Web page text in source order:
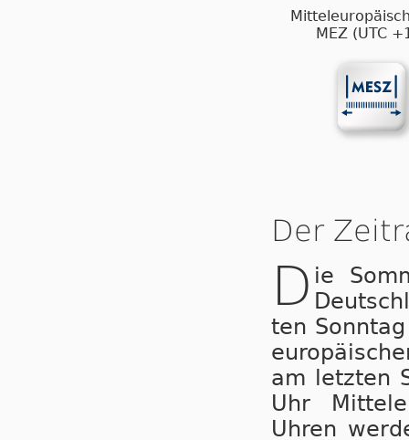
MEZ (UTC
Der
D ie
ten
am letzten
Uhr
Uhren